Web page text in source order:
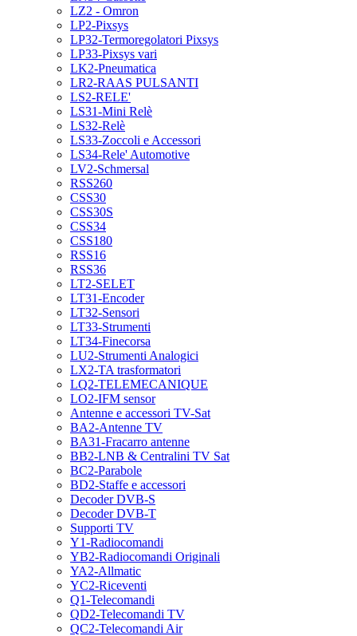
LZ2 - Omron
LP2-Pixsys
LP32-Termoregolatori Pixsys
LP33-Pixsys vari
LK2-Pneumatica
LR2-RAAS PULSANTI
LS2-RELE'
LS31-Mini Relè
LS32-Relè
LS33-Zoccoli e Accessori
LS34-Rele' Automotive
LV2-Schmersal
RSS260
CSS30
CSS30S
CSS34
CSS180
RSS16
RSS36
LT2-SELET
LT31-Encoder
LT32-Sensori
LT33-Strumenti
LT34-Finecorsa
LU2-Strumenti Analogici
LX2-TA trasformatori
LQ2-TELEMECANIQUE
LO2-IFM sensor
Antenne e accessori TV-Sat
BA2-Antenne TV
BA31-Fracarro antenne
BB2-LNB & Centralini TV Sat
BC2-Parabole
BD2-Staffe e accessori
Decoder DVB-S
Decoder DVB-T
Supporti TV
Y1-Radiocomandi
YB2-Radiocomandi Originali
YA2-Allmatic
YC2-Riceventi
Q1-Telecomandi
QD2-Telecomandi TV
QC2-Telecomandi Air